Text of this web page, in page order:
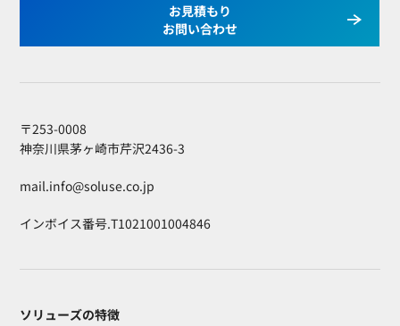
お見積もり
お問い合わせ
〒253-0008
神奈川県茅ヶ崎市芹沢2436-3
mail.info@soluse.co.jp
インボイス番号.T1021001004846
ソリューズの特徴